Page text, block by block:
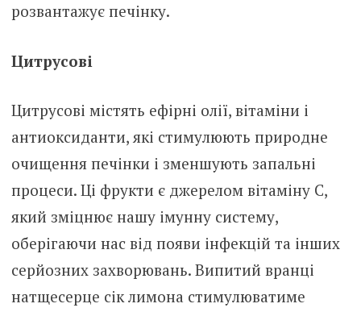
розвантажує печінку.
Цитрусові
Цитрусові містять ефірні олії, вітаміни і
антиоксиданти, які стимулюють природне
очищення печінки і зменшують запальні
процеси. Ці фрукти є джерелом вітаміну С,
який зміцнює нашу імунну систему,
оберігаючи нас від появи інфекцій та інших
серйозних захворювань. Випитий вранці
натщесерце сік лимона стимулюватиме